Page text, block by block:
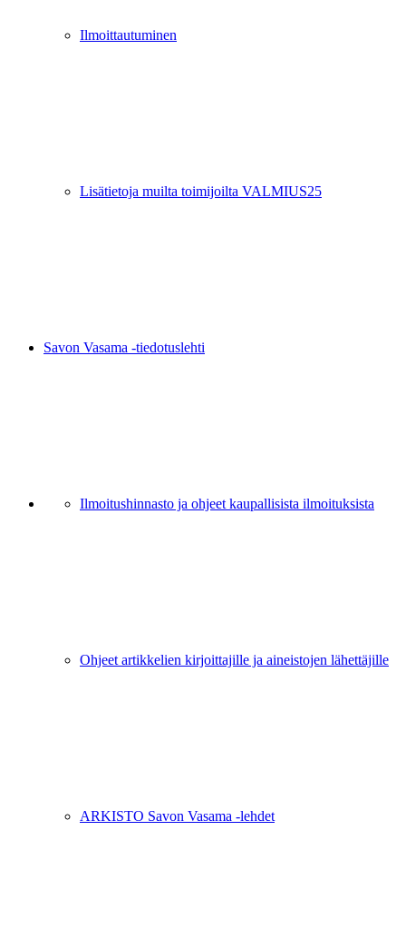
Ilmoittautuminen
Lisätietoja muilta toimijoilta VALMIUS25
Savon Vasama -tiedotuslehti
Ilmoitushinnasto ja ohjeet kaupallisista ilmoituksista
Ohjeet artikkelien kirjoittajille ja aineistojen lähettäjille
ARKISTO Savon Vasama -lehdet